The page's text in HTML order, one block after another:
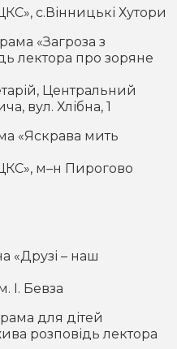
с.Вінницькі Хутори
«Загроза з
лектора про зоряне
Центральний
вул. Хлібна, 1
«Яскрава мить
м–н Пирогово
«Друзі – наш
І. Бевза
для дітей
розповідь лектора